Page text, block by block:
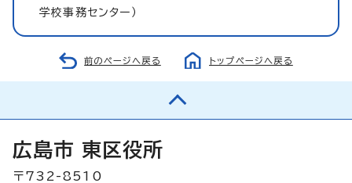
学校事務センター）
前のページへ戻る トップページへ戻る
広島市 東区役所
〒732-8510